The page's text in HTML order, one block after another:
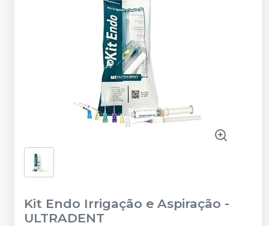
Kit Endo Irrigação e Aspiração -
ULTRADENT